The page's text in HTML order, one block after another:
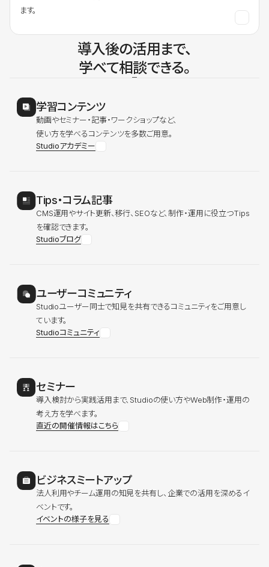
ます。
導入後の活用まで、
学べて相談できる。
学習コンテンツ
動画やセミナー・記事・ワークショップなど、
使い方を学べるコンテンツを多数ご用意。
Studioアカデミー
Tips・コラム記事
CMS運用やサイト更新、移行、SEOなど、制作・運用に役立つTips
を確認できます。
Studioブログ
ユーザーコミュニティ
Studioユーザー同士で知見を共有できるコミュニティをご用意し
ています。
Studioコミュニティ
セミナー
導入検討から実践活用まで、Studioの使い方やWeb制作・運用の
考え方を学べます。
直近の開催情報はこちら
ビジネスミートアップ
法人利用やチーム運用の知見を共有し、企業での活用を深めるイ
ベントです。
イベントの様子を見る